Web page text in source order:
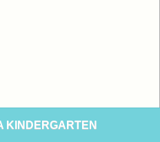
KINDERGARTEN